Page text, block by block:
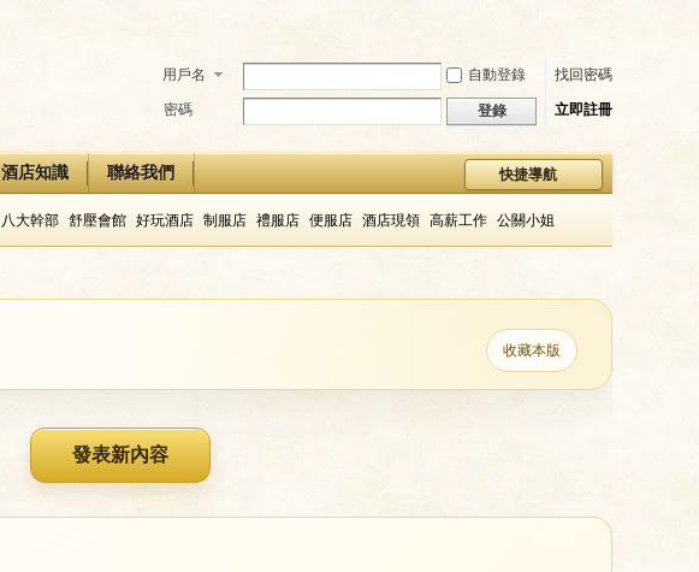
用戶名 自動登錄 找回密碼
密碼 登錄 立即註冊
快捷導航
酒店知識 聯絡我們
八大幹部 舒壓會館 好玩酒店 制服店 禮服店 便服店 酒店現領 高薪工作 公關小姐
收藏本版